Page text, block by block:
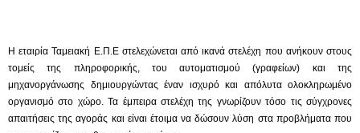
Η εταιρίαΤαμειακή Ε.Π.Εστελεχώνεται από ικανά στελέχη που ανήκουν στους
τομείς της πληροφορικής, του αυτοματισμού (γραφείων) και της
μηχανοργάνωσης δημιουργώντας έναν ισχυρό και απόλυτα ολοκληρωμένο
οργανισμό στο χώρο. Τα έμπειρα στελέχη της γνωρίζουν τόσο τις σύγχρονες
απαιτήσεις της αγοράς και είναι έτοιμα να δώσουν λύση στα προβλήματα που